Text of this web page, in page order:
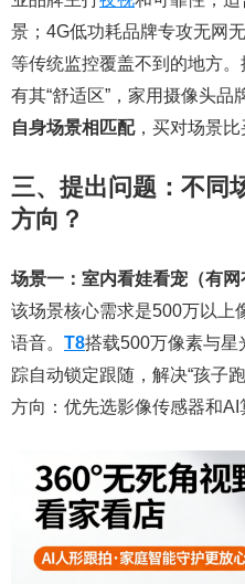
景；4G低功耗品牌专攻无网无
等传统监控覆盖不到的地方
有其“舒适区”，家用摄像头品
自身场景相匹配，买对场景比
三、提出问题：不同
方向？
场景一：室内看娃看宠（有网
该场景核心需求是500万以上
语音。 T8搭载500万像素与星
踪自动锁定跟随，解决“孩子
方向：优先选影像传感器和AI